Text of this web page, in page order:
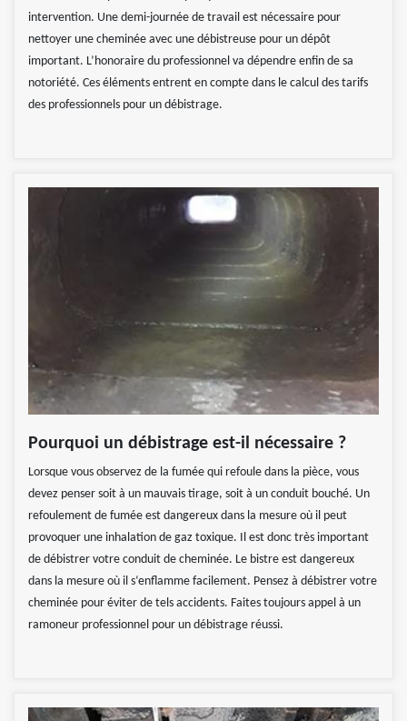
intervention. Une demi-journée de travail est nécessaire pour
nettoyer une cheminée avec une débistreuse pour un dépôt
important. L’honoraire du professionnel va dépendre enfin de sa
notoriété. Ces éléments entrent en compte dans le calcul des tarifs
des professionnels pour un débistrage.
Pourquoi un débistrage est-il nécessaire ?
Lorsque vous observez de la fumée qui refoule dans la pièce, vous
devez penser soit à un mauvais tirage, soit à un conduit bouché. Un
refoulement de fumée est dangereux dans la mesure où il peut
provoquer une inhalation de gaz toxique. Il est donc très important
de débistrer votre conduit de cheminée. Le bistre est dangereux
dans la mesure où il s‘enflamme facilement. Pensez à débistrer votre
cheminée pour éviter de tels accidents. Faites toujours appel à un
ramoneur professionnel pour un débistrage réussi.